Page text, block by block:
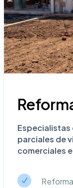
Especialistas
parciales de
comerciales
N
N